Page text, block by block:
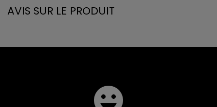
AVIS SUR LE PRODUIT